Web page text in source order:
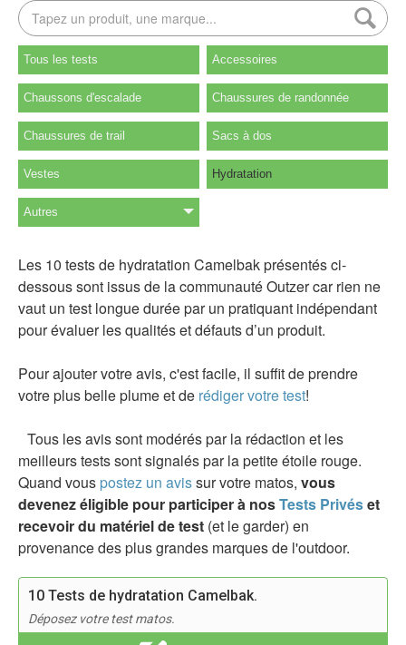
Tous les tests Accessoires
Chaussons d'escalade Chaussures de randonnée
Chaussures de trail Sacs à dos
Vestes Hydratation
Autres
Les 10 tests de hydratation Camelbak présentés ci-
dessous sont issus de la communauté Outzer car rien ne
vaut un test longue durée par un pratiquant indépendant
pour évaluer les qualités et défauts d’un produit.
Pour ajouter votre avis, c'est facile, il suffit de prendre
votre plus belle plume et de rédiger votre test!
Tous les avis sont modérés par la rédaction et les
meilleurs tests sont signalés par la petite étoile rouge.
Quand vous postez un avissur votre matos, vous
devenez éligible pour participer à nosTests Privéset
recevoir du matériel de test (et le garder) en
provenance des plus grandes marques de l'outdoor.
10 Tests de hydratation Camelbak.
Déposez votre test matos.